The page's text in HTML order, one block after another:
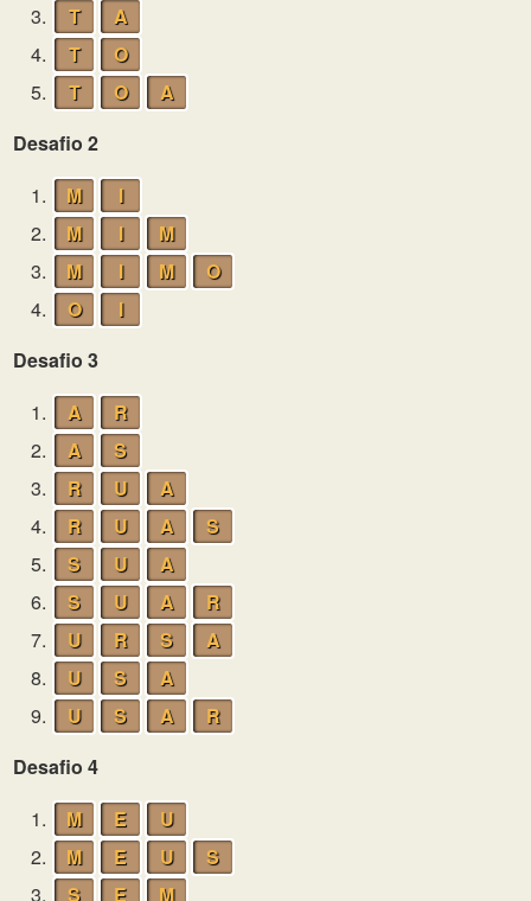
3.
T
A
4.
T
O
5.
T O
A
Desafio 2
1.
M
I
2.
M I
M
3.
M I M
O
4.
O
I
Desafio 3
1.
A
R
2.
A
S
3.
R U
A
4.
R U A
S
5.
S U
A
6.
S U A
R
7.
U R S
A
8.
U S
A
9.
U S A
R
Desafio 4
1.
M E
U
2.
M E U
S
3.
S E
M